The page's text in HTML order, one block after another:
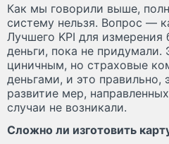
Как мы говорили выше,
систему нельзя. Вопрос —
Лучшего KPI для измерения
деньги, пока не придумали.
циничным, но страховые
деньгами, и это правильно,
развитие мер,
случаи не возникали.
Сложно ли изготовить